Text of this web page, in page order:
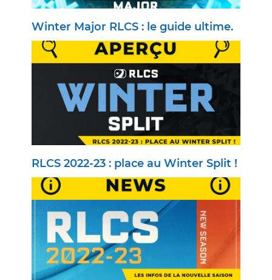
Winter Major RLCS : le guide ultime.
RLCS 2022-23 : place au Winter Split !